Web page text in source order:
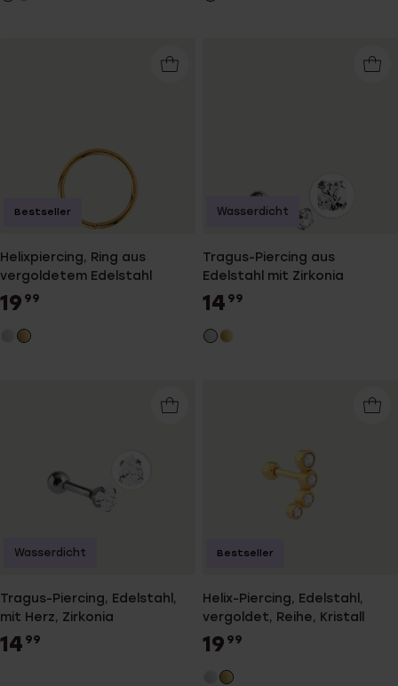
Helixpiercing, Ring aus
vergoldetem Edelstahl
19 99
Bestseller
Tragus-Piercing aus
Edelstahl mit Zirkonia
14 99
Wasserdicht
Tragus-Piercing, Edelstahl,
mit Herz, Zirkonia
14 99
Wasserdicht
Helix-Piercing, Edelstahl,
vergoldet, Reihe, Kristall
19 99
Bestseller